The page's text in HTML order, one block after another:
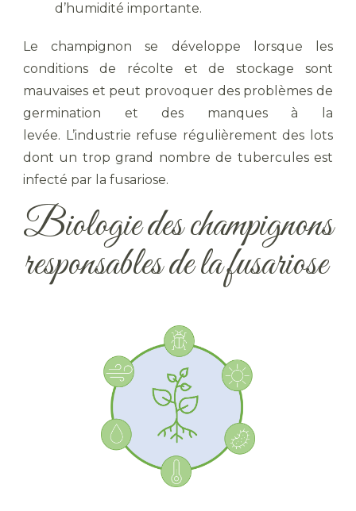
d’humidité importante.
Le champignon se développe lorsque les
conditions de récolte et de stockage sont
mauvaises et peut provoquer des problèmes de
germination et des manques à la
levée. L’industrie refuse régulièrement des lots
dont un trop grand nombre de tubercules est
infecté par la fusariose.
Biologie des champignons
responsables de la fusariose